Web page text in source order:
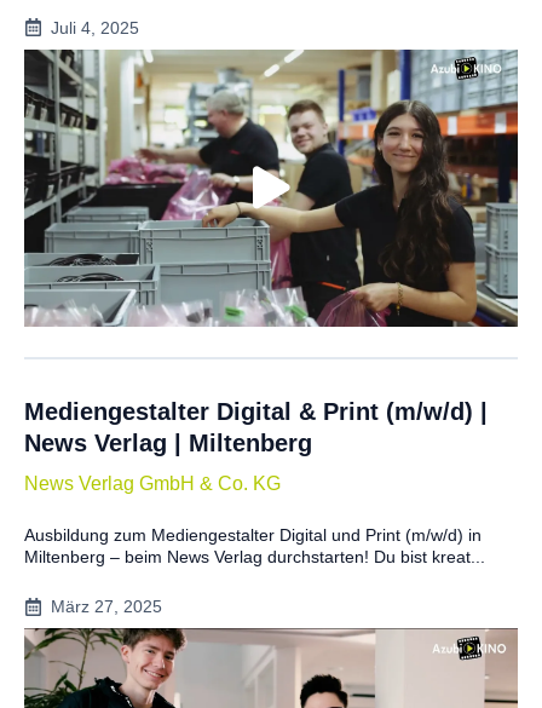
Juli 4, 2025
Mediengestalter Digital & Print (m/w/d) |
News Verlag | Miltenberg
News Verlag GmbH & Co. KG
Ausbildung zum Mediengestalter Digital und Print (m/w/d) in
Miltenberg – beim News Verlag durchstarten! Du bist kreat...
März 27, 2025